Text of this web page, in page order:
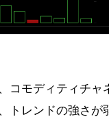
コモディティチャ
トレンドの強さが